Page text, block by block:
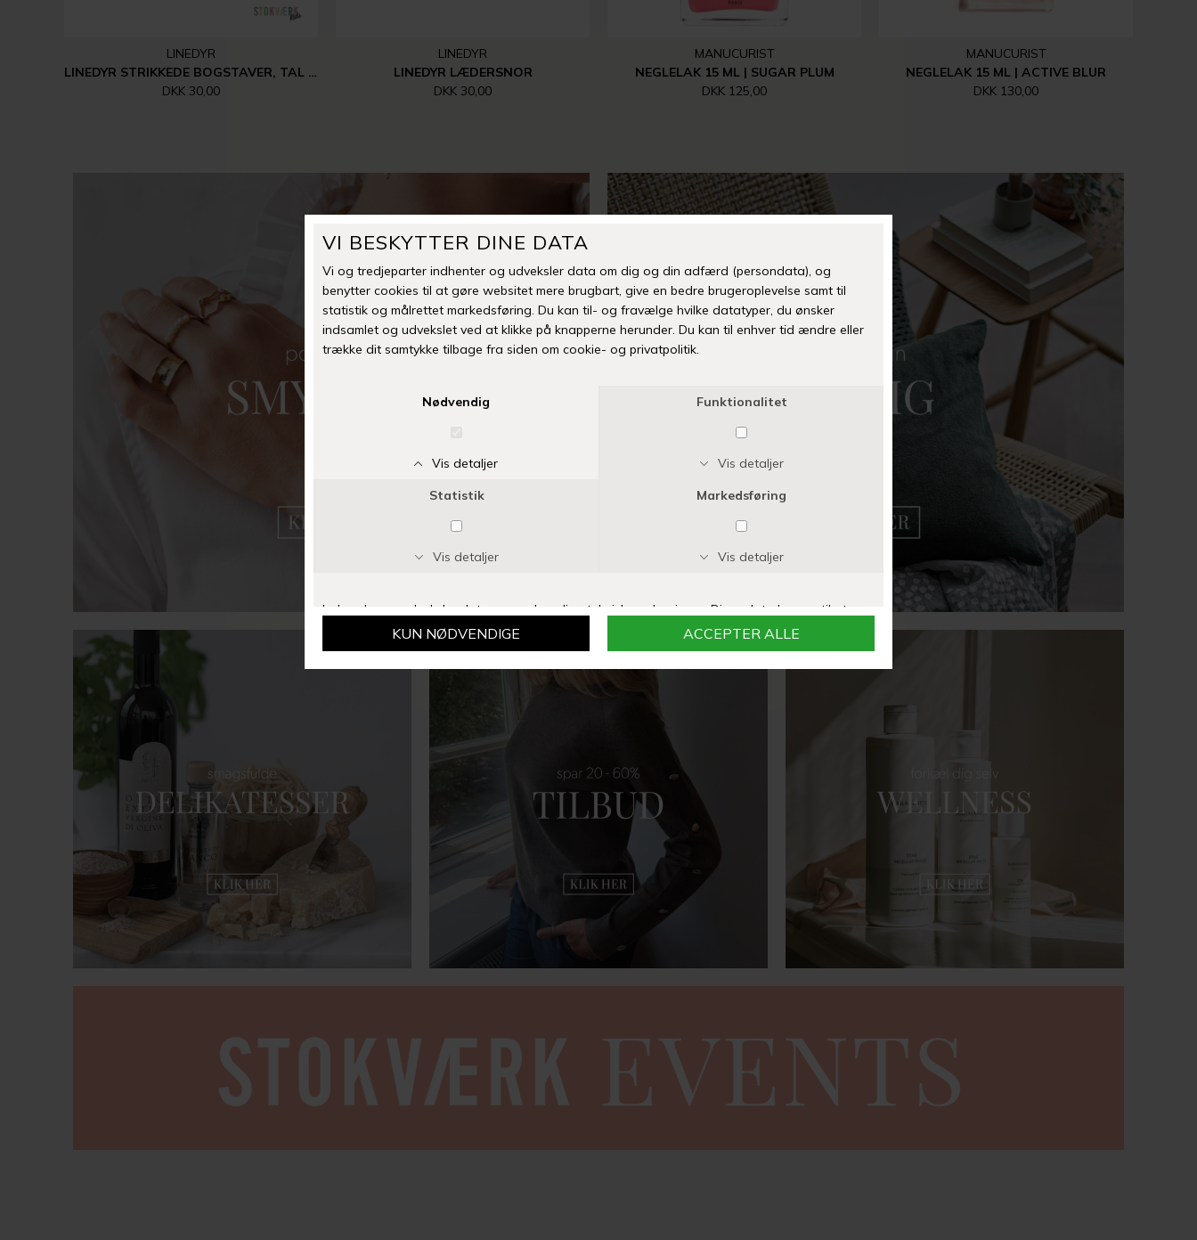
LINEDYR
LINEDYR STRIKKEDE BOGSTAVER, TAL MM.
DKK 30,00
LINEDYR
LINEDYR LÆDERSNOR
DKK 30,00
MANUCURIST
NEGLELAK 15 ML | SUGAR PLUM
DKK 125,00
MANUCURIST
NEGLELAK 15 ML | ACTIVE BLUR
DKK 130,00